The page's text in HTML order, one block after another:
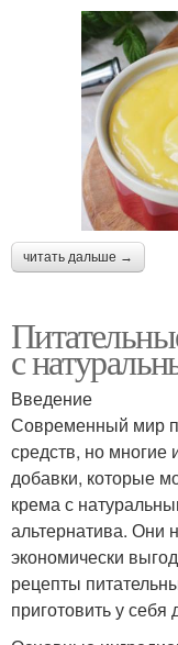
читать дальше →
с
Введение
Современный мир
средств, но многие
добавки, которые
крема с
альтернатива. Они
экономически
рецепты
приготовить у себя